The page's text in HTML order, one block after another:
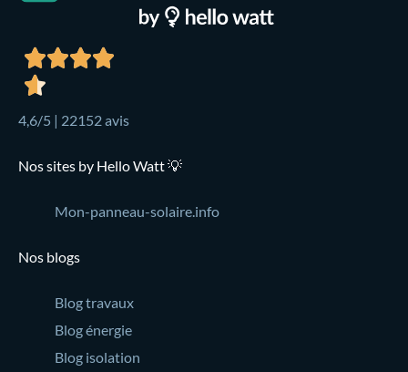
4,6/5 | 22152 avis
Nos sites by Hello Watt 💡
Mon-panneau-solaire.info
Nos blogs
Blog travaux
Blog énergie
Blog isolation